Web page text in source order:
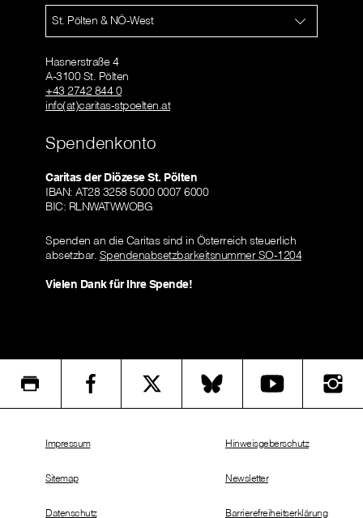
St. Pölten & NÖ-West
Hasnerstraße 4
A-3100 St. Pölten
+43 2742 844 0
info(at)caritas-stpoelten.at
Spendenkonto
Caritas der Diözese St. Pölten
IBAN: AT28 3258 5000 0007 6000
BIC: RLNWATWWOBG
Spenden an die Caritas sind in Österreich steuerlich
absetzbar. Spendenabsetzbarkeitsnummer SO-1204
Vielen Dank für Ihre Spende!
Impressum
Sitemap
Datenschutz
Hinweisgeberschutz
Newsletter
Barrierefreiheitserklärung